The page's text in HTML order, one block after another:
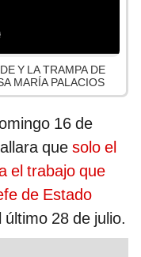
Y LA TRAMPA DE
MARÍA PALACIOS
16 de
que solo el
el trabajo que
de Estado
28 de julio.